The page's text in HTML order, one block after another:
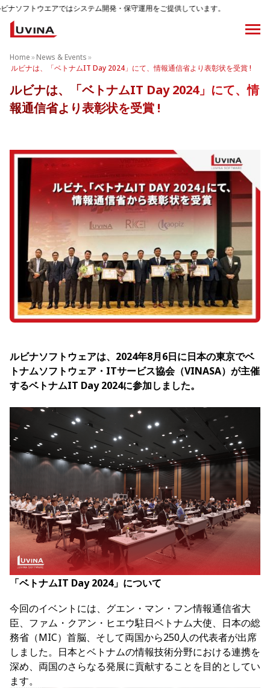
はシステム開発・保守運用をご提供しています。
Home»News & Events»
ルビナは、「ベトナムIT Day 2024」にて、情報通信省より表彰状を受賞 !
ルビナは、「ベトナムIT Day 2024」にて、情
報通信省より表彰状を受賞 !
ルビナソフトウェアは、2024年8月6日に日本の東京でベ
トナムソフトウェア・ITサービス協会（VINASA）が主催
するベトナムIT Day 2024に参加しました。
「ベトナムIT Day 2024」について
今回のイベントには、グエン・マン・フン情報通信省大
臣、ファム・クアン・ヒエウ駐日ベトナム大使、日本の総
務省（MIC）首脳、そして両国から250人の代表者が出席
しました。日本とベトナムの情報技術分野における連携を
深め、両国のさらなる発展に貢献することを目的としてい
ます。